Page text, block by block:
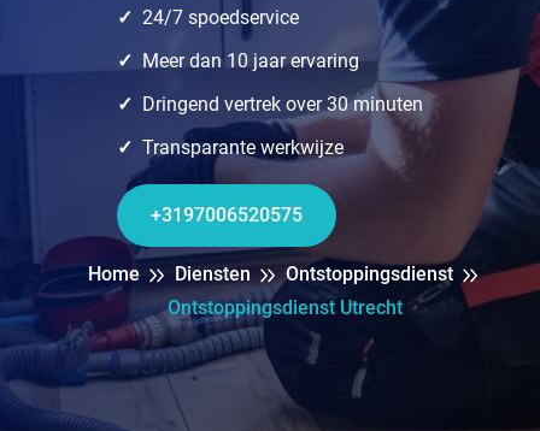
24/7 spoedservice
Meer dan 10 jaar ervaring
Dringend vertrek over 30 minuten
Transparante werkwijze
+3197006520575
Home Diensten
Ontstoppingsdienst
Ontstoppingsdienst Utrecht